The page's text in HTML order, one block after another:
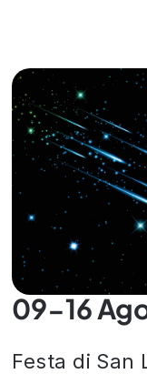
09-16
Festa di San